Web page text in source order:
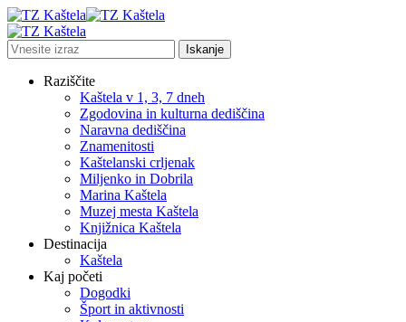
Raziščite
Kaštela v 1, 3, 7 dneh
Zgodovina in kulturna dediščina
Naravna dediščina
Znamenitosti
Kaštelanski crljenak
Miljenko in Dobrila
Marina Kaštela
Muzej mesta Kaštela
Knjižnica Kaštela
Destinacija
Kaštela
Kaj početi
Dogodki
Šport in aktivnosti